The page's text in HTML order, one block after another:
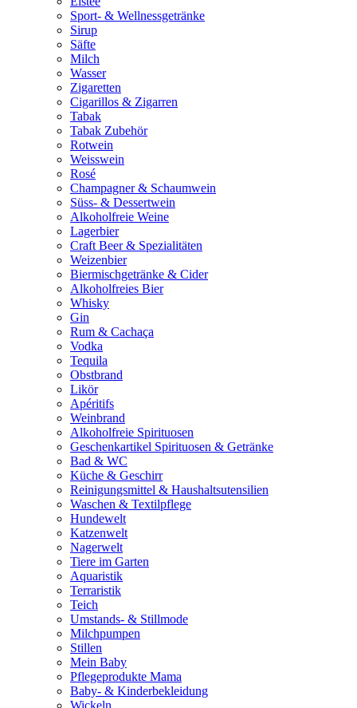
Sport- & Wellnessgetränke
Sirup
Säfte
Milch
Wasser
Zigaretten
Cigarillos & Zigarren
Tabak
Tabak Zubehör
Rotwein
Weisswein
Rosé
Champagner & Schaumwein
Süss- & Dessertwein
Alkoholfreie Weine
Lagerbier
Craft Beer & Spezialitäten
Weizenbier
Biermischgetränke & Cider
Alkoholfreies Bier
Whisky
Gin
Rum & Cachaça
Vodka
Tequila
Obstbrand
Likör
Apéritifs
Weinbrand
Alkoholfreie Spirituosen
Geschenkartikel Spirituosen & Getränke
Bad & WC
Küche & Geschirr
Reinigungsmittel & Haushaltsutensilien
Waschen & Textilpflege
Hundewelt
Katzenwelt
Nagerwelt
Tiere im Garten
Aquaristik
Terraristik
Teich
Umstands- & Stillmode
Milchpumpen
Stillen
Mein Baby
Pflegeprodukte Mama
Baby- & Kinderbekleidung
Wickeln